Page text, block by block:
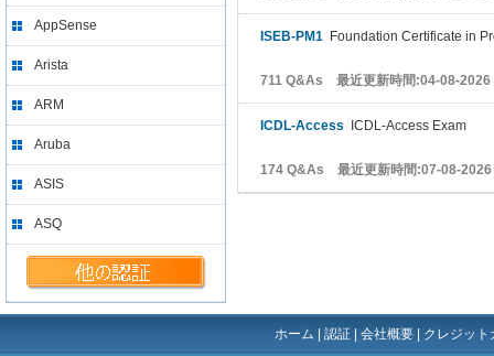
AppSense
Arista
ARM
Aruba
ASIS
ASQ
ISEB-PM1 Foundation Certificate in
711 Q&As 最近更新時間:04-08-2026
ICDL-Access ICDL-Access Exam
174 Q&As 最近更新時間:07-08-2026
ホーム 認証 会社概要 クレジッ